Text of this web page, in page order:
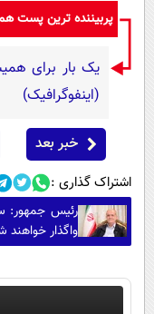
پربیننده ترین پست
یک بار برای
(اینفوگرافیک)
خبر بعد
اشتراک گذاری :
رئیس جمهور:
واگذار خواهند